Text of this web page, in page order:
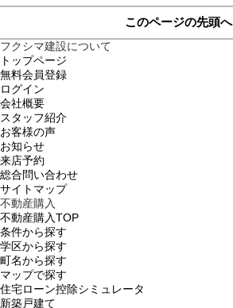
このページの先頭へ
フクシマ建設について
トップページ
無料会員登録
ログイン
会社概要
スタッフ紹介
お客様の声
お知らせ
来店予約
総合問い合わせ
サイトマップ
不動産購入
不動産購入TOP
条件から探す
学区から探す
町名から探す
マップで探す
住宅ローン控除シミュレータ
新築戸建て